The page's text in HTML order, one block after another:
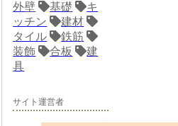
外壁
基礎
キ
ッチン
建材
タイル
鉄筋
装飾
合板
建
具
サイト運営者